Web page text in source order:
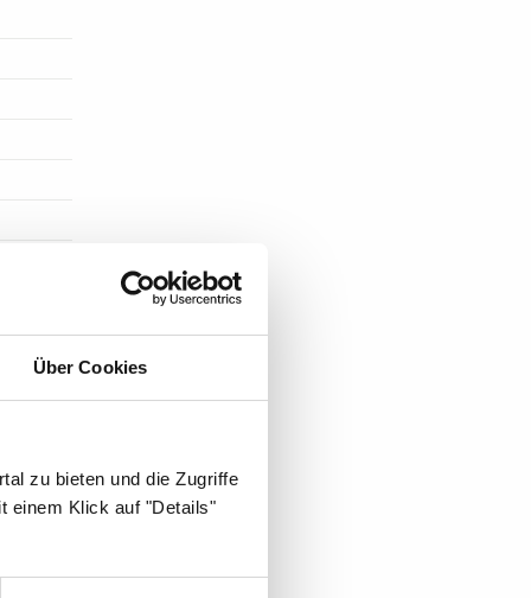
Über Cookies
zu bieten und die Zugriffe
einem Klick auf "Details"
DIE